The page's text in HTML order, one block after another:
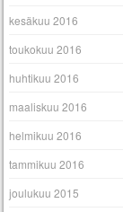
kesäkuu 2016
toukokuu 2016
huhtikuu 2016
maaliskuu 2016
helmikuu 2016
tammikuu 2016
joulukuu 2015